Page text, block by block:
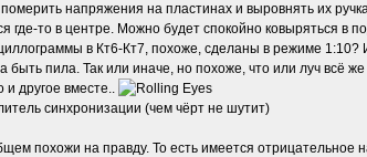
напряжения на пластинах и выровнять их
где-то в центре. Можно будет спокойно ковыряться в
в Кт6-Кт7, похоже, сделаны в режиме 1:10?
пила. Так или иначе, но похоже, что или луч всё же
и другое вместе..
синхронизации (чем чёрт не шутит)
похожи на правду. То есть имеется отрицательное